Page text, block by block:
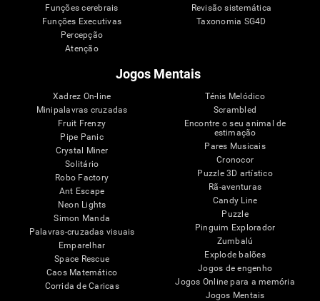
Funções cerebrais
Funções Executivas
Percepção
Atenção
Revisão sistemática
Taxonomia SG4D
Jogos Mentais
Xadrez On-line
Minipalavras cruzadas
Fruit Frenzy
Pipe Panic
Crystal Miner
Solitário
Robo Factory
Ant Escape
Neon Lights
Simon Manda
Palavras-cruzadas visuais
Emparelhar
Space Rescue
Caos Matemático
Corrida de Caricas
Ténis Melódico
Scrambled
Encontre o seu animal de
estimação
Pares Musicais
Cronocor
Puzzle 3D artístico
Rã-aventuras
Candy Line
Puzzle
Pinguim Explorador
Zumbalú
Explode balões
Jogos de engenho
Jogos Online para a memória
Jogos Mentais